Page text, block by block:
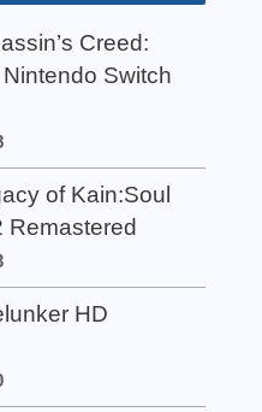
Creed:
Switch
of Kain:Soul
Remastered
HD